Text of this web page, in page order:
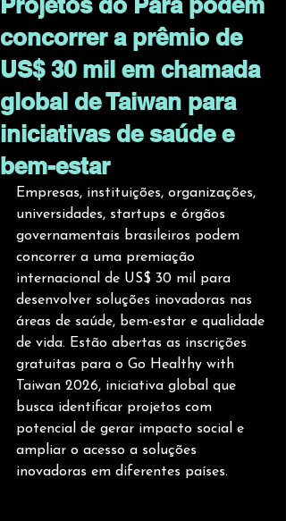
concorrer a prêmio de
US$ 30 mil em chamada
global de Taiwan para
iniciativas de saúde e
bem-estar
Empresas, instituições, organizações,
universidades, startups e órgãos
governamentais brasileiros podem
concorrer a uma premiação
internacional de US$ 30 mil para
desenvolver soluções inovadoras nas
áreas de saúde, bem-estar e qualidade
de vida. Estão abertas as inscrições
gratuitas para o Go Healthy with
Taiwan 2026, iniciativa global que
busca identificar projetos com
potencial de gerar impacto social e
ampliar o acesso a soluções
inovadoras em diferentes países.